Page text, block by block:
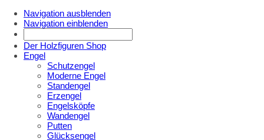
Navigation ausblenden
Navigation einblenden
Der Holzfiguren Shop
Engel
Schutzengel
Moderne Engel
Standengel
Erzengel
Engelsköpfe
Wandengel
Putten
Glücksengel